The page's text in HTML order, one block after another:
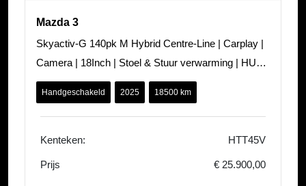
Mazda 3
Skyactiv-G 140pk M Hybrid Centre-Line | Carplay |
Camera | 18Inch | Stoel & Stuur verwarming | HUD |
Climate Control |
Handgeschakeld 2025 18500 km
Kenteken: HTT45V
Prijs € 25.900,00